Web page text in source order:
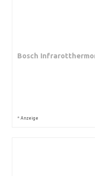
Bosch
* Anzeige